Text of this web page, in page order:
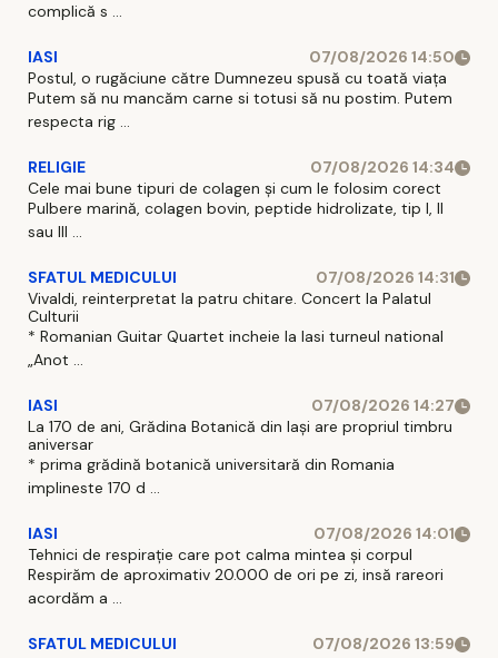
complică s ...
IASI
07/08/2026 14:50
Postul, o rugăciune către Dumnezeu spusă cu toată viața
Putem să nu mancăm carne si totusi să nu postim. Putem
respecta rig ...
RELIGIE
07/08/2026 14:34
Cele mai bune tipuri de colagen și cum le folosim corect
Pulbere marină, colagen bovin, peptide hidrolizate, tip I, II
sau III ...
SFATUL MEDICULUI
07/08/2026 14:31
Vivaldi, reinterpretat la patru chitare. Concert la Palatul
Culturii
* Romanian Guitar Quartet incheie la Iasi turneul national
„Anot ...
IASI
07/08/2026 14:27
La 170 de ani, Grădina Botanică din Iași are propriul timbru
aniversar
* prima grădină botanică universitară din Romania
implineste 170 d ...
IASI
07/08/2026 14:01
Tehnici de respirație care pot calma mintea și corpul
Respirăm de aproximativ 20.000 de ori pe zi, insă rareori
acordăm a ...
SFATUL MEDICULUI 07/08/2026 13:59